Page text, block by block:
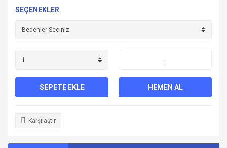
SEÇENEKLER
SEPETE EKLE HEMEN AL
Karşılaştır